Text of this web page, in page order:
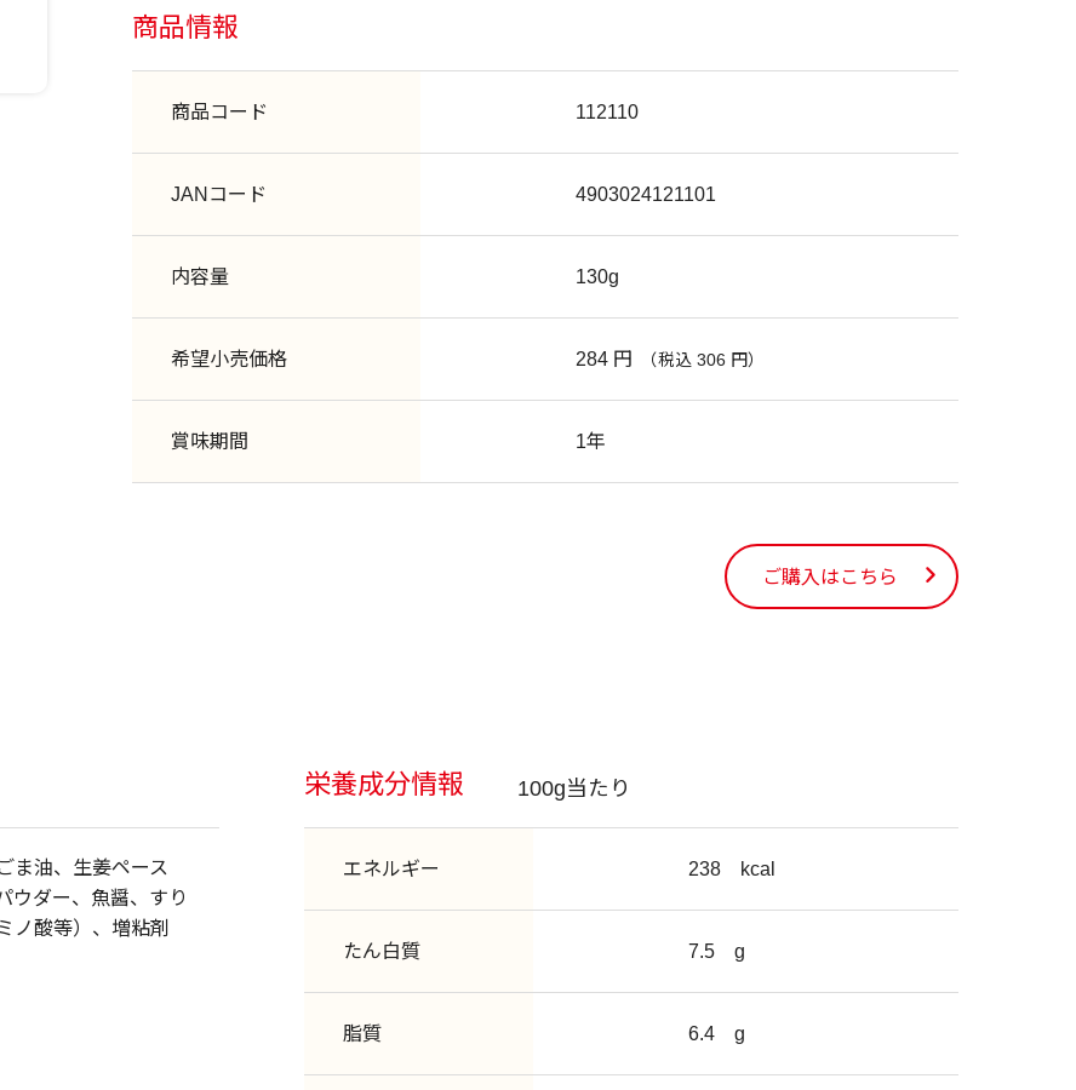
商品情報
商品コード 112110
JANコード 4903024121101
内容量 130g
希望小売価格 284 円 （税込 306 円）
賞味期間 1年
ご購入はこちら
ま油、生姜ペース
ウダー、魚醤、すり
ノ酸等）、増粘剤
栄養成分情報 100g当たり
エネルギー 238 kcal
たん白質 7.5 g
脂質 6.4 g